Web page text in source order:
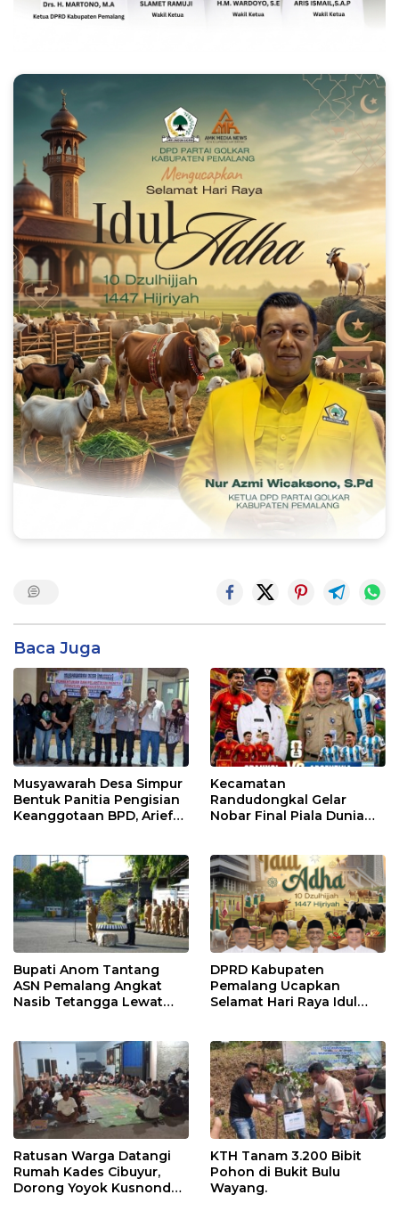
Baca Juga
Musyawarah Desa Simpur
Bentuk Panitia Pengisian
Keanggotaan BPD, Arief
Kecamatan
Randudongkal Gelar
Nobar Final Piala Dunia
Bupati Anom Tantang
ASN Pemalang Angkat
Nasib Tetangga Lewat
DPRD Kabupaten
Pemalang Ucapkan
Selamat Hari Raya Idul
Ratusan Warga Datangi
Rumah Kades Cibuyur,
Dorong Yoyok Kusnondo
KTH Tanam 3.200 Bibit
Pohon di Bukit Bulu
Wayang.